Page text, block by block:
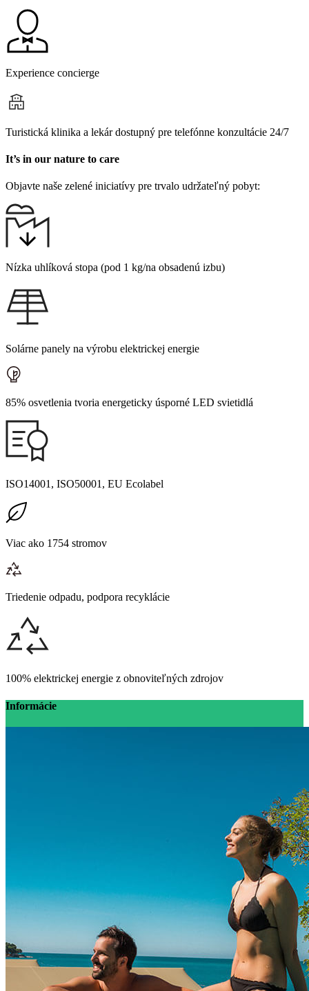
Experience concierge
Turistická klinika a lekár dostupný pre telefónne konzultácie 24/7
It’s in our nature to care
Objavte naše zelené iniciatívy pre trvalo udržateľný pobyt:
Nízka uhlíková stopa (pod 1 kg/na obsadenú izbu)
Solárne panely na výrobu elektrickej energie
85% osvetlenia tvoria energeticky úsporné LED svietidlá
ISO14001, ISO50001, EU Ecolabel
Viac ako 1754 stromov
Triedenie odpadu, podpora recyklácie
100% elektrickej energie z obnoviteľných zdrojov
Informácie